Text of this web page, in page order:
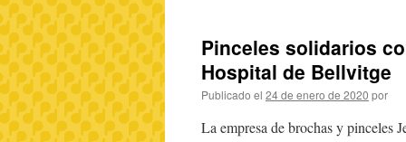
una
ventana
nueva)
una
ventana
nueva)
amigo
(Se
abre
en
una
ventana
nueva)
Pinceles solidarios
Hospital de Bellvitge
Publicado el 24 de enero de 2020 por
La empresa de brochas y pinceles